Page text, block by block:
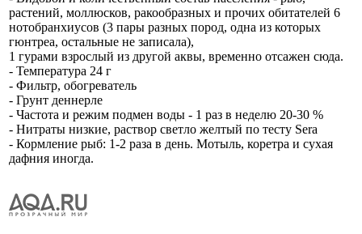
растений, моллюсков, ракообразных и прочих обитателей 6
нотобранхиусов (3 пары разных пород, одна из которых
гюнтреа, остальные не записала),
1 гурами взрослый из другой аквы, временно отсажен сюда.
- Температура 24 г
- Фильтр, обогреватель
- Грунт деннерле
- Частота и режим подмен воды - 1 раз в неделю 20-30 %
- Нитраты низкие, раствор светло желтый по тесту Sera
- Кормление рыб: 1-2 раза в день. Мотыль, коретра и сухая
дафния иногда.